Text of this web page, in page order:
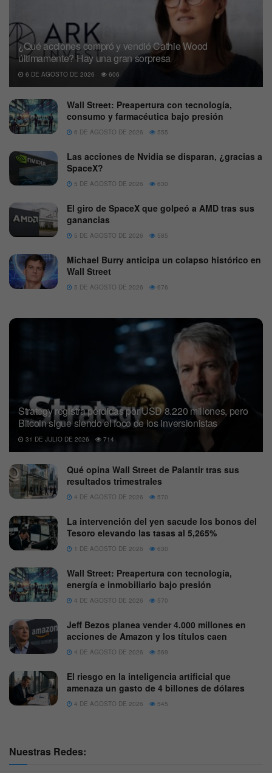
¿Qué acciones compró y vendió Cathie Wood
últimamente? Hay una gran sorpresa
6 DE AGOSTO DE 2026 606
Wall Street: Preapertura con tecnología,
consumo y farmacéutica bajo presión
6 DE AGOSTO DE 2026 555
Las acciones de Nvidia se disparan, ¿gracias a
SpaceX?
5 DE AGOSTO DE 2026 630
El giro de SpaceX que golpeó a AMD tras sus
ganancias
5 DE AGOSTO DE 2026 585
Michael Burry anticipa un colapso histórico en
Wall Street
5 DE AGOSTO DE 2026 676
Strategy registra pérdidas por USD 8.220 millones, pero
Bitcoin sigue siendo el foco de los inversionistas
31 DE JULIO DE 2026 714
Qué opina Wall Street de Palantir tras sus
resultados trimestrales
4 DE AGOSTO DE 2026 570
La intervención del yen sacude los bonos del
Tesoro elevando las tasas al 5,265%
1 DE AGOSTO DE 2026 630
Wall Street: Preapertura con tecnología,
energía e inmobiliario bajo presión
4 DE AGOSTO DE 2026 570
Jeff Bezos planea vender 4.000 millones en
acciones de Amazon y los títulos caen
4 DE AGOSTO DE 2026 569
El riesgo en la inteligencia artificial que
amenaza un gasto de 4 billones de dólares
4 DE AGOSTO DE 2026 545
Nuestras Redes: